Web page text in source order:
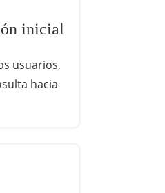
inicial
usuarios,
hacia